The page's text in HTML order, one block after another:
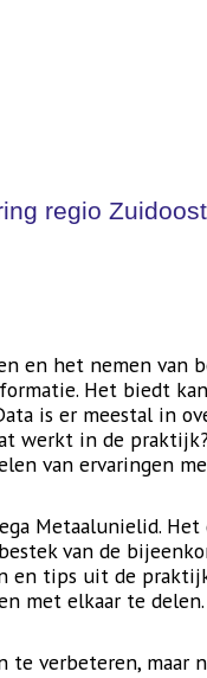
regio
en het nemen van
Het biedt
is er meestal in
werkt in de
van ervaringen
Metaalunielid.
van de
en tips uit de
met elkaar te delen.
verbeteren, maar